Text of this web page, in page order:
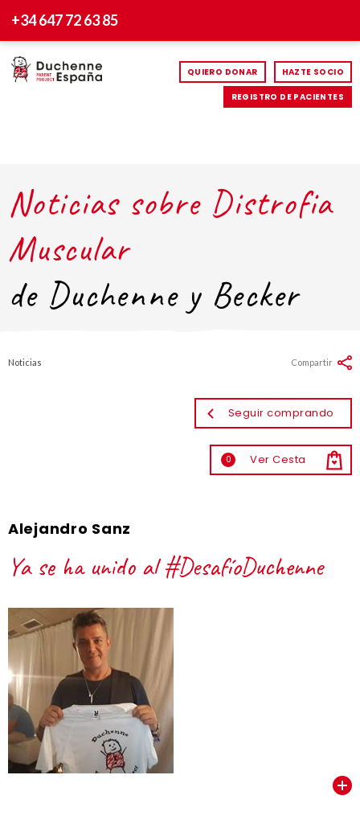
+34 647 72 63 85
QUIERO DONAR HAZTE SOCIO
REGISTRO DE PACIENTES
Noticias sobre Distrofia
Muscular
de Duchenne y Becker
Noticias
Seguir comprando
0 Ver Cesta
Compartir
Alejandro Sanz
Ya se ha unido al #DesafíoDuchenne